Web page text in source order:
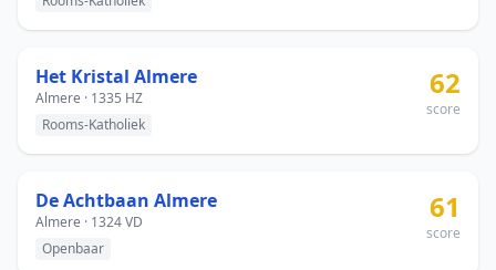
Het Kristal Almere
Almere · 1335 HZ
Rooms-Katholiek
62
score
De Achtbaan Almere
Almere · 1324 VD
Openbaar
61
score